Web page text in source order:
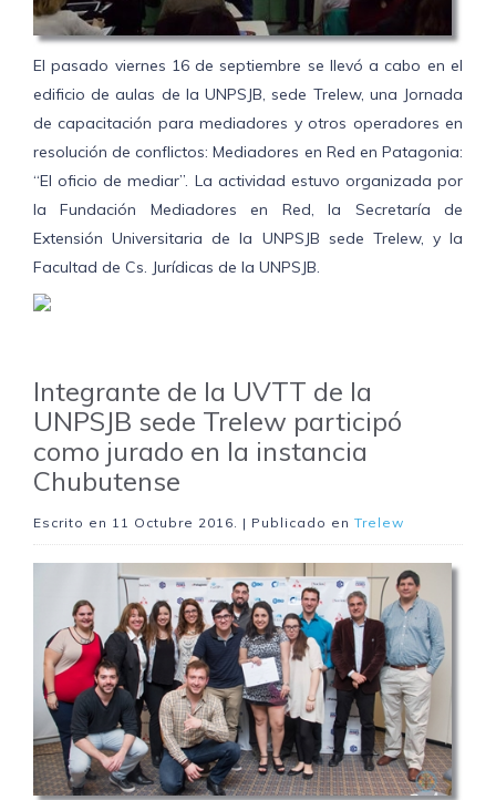
El pasado viernes 16 de septiembre se llevó a cabo en el
edificio de aulas de la UNPSJB, sede Trelew, una Jornada
de capacitación para mediadores y otros operadores en
resolución de conflictos: Mediadores en Red en Patagonia:
“El oficio de mediar”. La actividad estuvo organizada por
la Fundación Mediadores en Red, la Secretaría de
Extensión Universitaria de la UNPSJB sede Trelew, y la
Facultad de Cs. Jurídicas de la UNPSJB.
Integrante de la UVTT de la
UNPSJB sede Trelew participó
como jurado en la instancia
Chubutense
Escrito en 11 Octubre 2016. | Publicado en Trelew